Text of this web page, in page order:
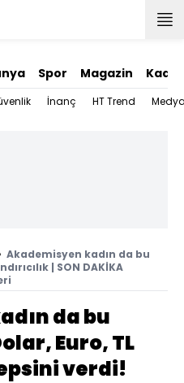
Spor Magazin Kadın
İnanç HT Trend
Akademisyen kadın da bu
| SON DAKİKA
da bu
Euro, TL
verdi!